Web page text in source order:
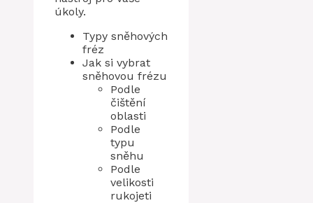
úkoly.
Typy sněhových
fréz
Jak si vybrat
sněhovou frézu
Podle
čištění
oblasti
Podle
typu
sněhu
Podle
velikosti
rukojeti